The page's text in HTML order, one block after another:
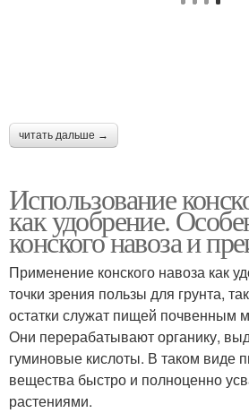
читать дальше →
Использование
как удобрение.
конского навоза и
Применение конского навоза как
точки зрения пользы для грунта,
остатки служат пищей почвенным
Они перерабатывают органику,
гуминовые кислоты. В таком виде
вещества быстро и полноценно
растениями.